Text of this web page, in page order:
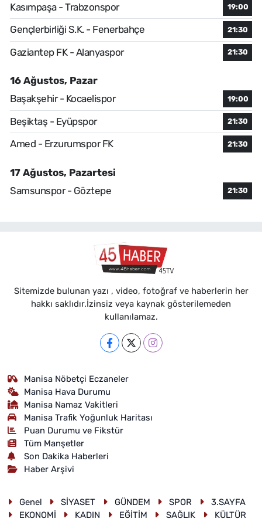
Kasımpaşa - Trabzonspor 19:00
Gençlerbirliği S.K. - Fenerbahçe 21:30
Gaziantep FK - Alanyaspor 21:30
16 Ağustos, Pazar
Başakşehir - Kocaelispor
19:00
Beşiktaş - Eyüpspor 21:30
Amed - Erzurumspor FK 21:30
17 Ağustos, Pazartesi
Samsunspor - Göztepe
21:30
Sitemizde bulunan yazı , video, fotoğraf ve haberlerin her
hakkı saklıdır.İzinsiz veya kaynak gösterilemeden
kullanılamaz.
Manisa Nöbetçi Eczaneler
Manisa Hava Durumu
Manisa Namaz Vakitleri
Manisa Trafik Yoğunluk Haritası
Puan Durumu ve Fikstür
Tüm Manşetler
Son Dakika Haberleri
Haber Arşivi
Genel SİYASET GÜNDEM SPOR
3.SAYFA
EKONOMİ
KADIN EĞİTİM SAĞLIK KÜLTÜR